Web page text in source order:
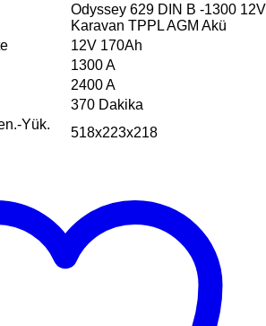
Odyssey 629 DIN B -1300
Karavan TPPL AGM Akü
12V 170Ah
1300 A
2400 A
370 Dakika
Yük.
518x223x218